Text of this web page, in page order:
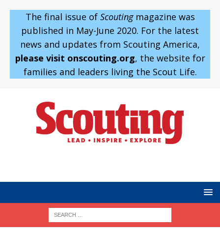
The final issue of Scoutingmagazine was
published in May-June 2020. For the latest
news and updates from Scouting America,
please visit onscouting.org, the website for
families and leaders living the Scout Life.